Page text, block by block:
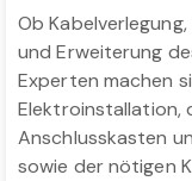
Ob
und Erweiterung
Experten machen
Elektroinstallation,
Anschlusskasten
sowie der nötigen